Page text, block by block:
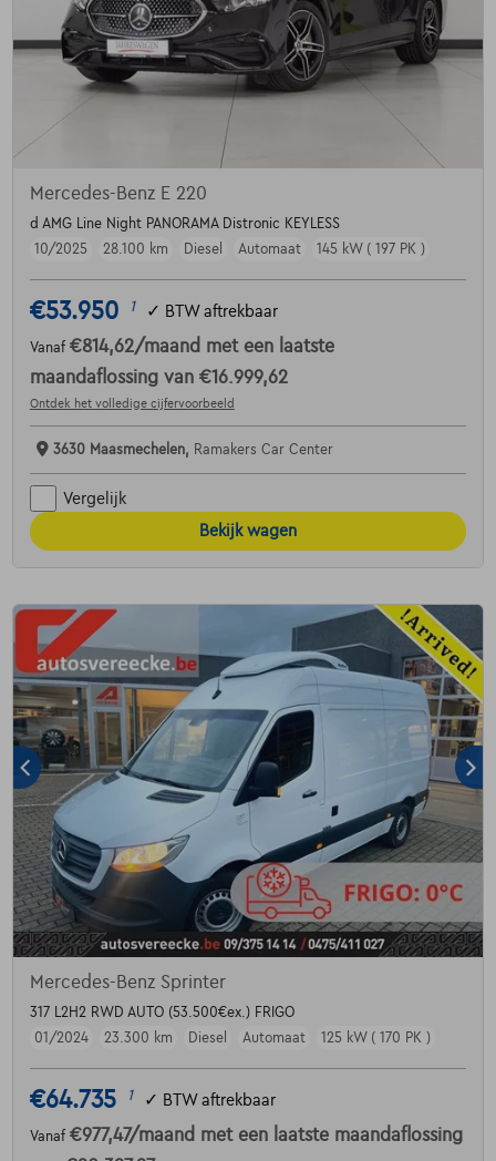
Mercedes-Benz E 220
d AMG Line Night PANORAMA Distronic KEYLESS
10/2025
28.100 km Diesel Automaat 145 kW ( 197 PK )
€53.950 1 ✓ BTW aftrekbaar
Vanaf €814,62/maand met een laatste
maandaflossing van €16.999,62
Ontdek het volledige cijfervoorbeeld
3630 Maasmechelen, Ramakers Car Center
Vergelijk
Bekijk wagen
Mercedes-Benz Sprinter
317 L2H2 RWD AUTO (53.500€ex.) FRIGO
01/2024
23.300 km Diesel Automaat 125 kW ( 170 PK )
€64.735 1 ✓ BTW aftrekbaar
Vanaf €977,47/maand met een laatste maandaflossing